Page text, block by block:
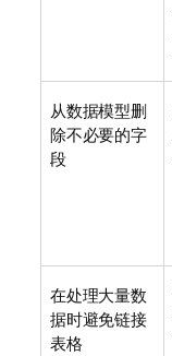
从数据模型删
除不必要的字
段
在处理大量数
据时避免链接
表格